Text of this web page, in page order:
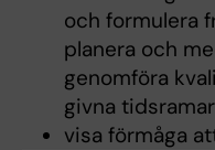
och formulera
planera och
genomföra
givna tidsramar
visa förmåga